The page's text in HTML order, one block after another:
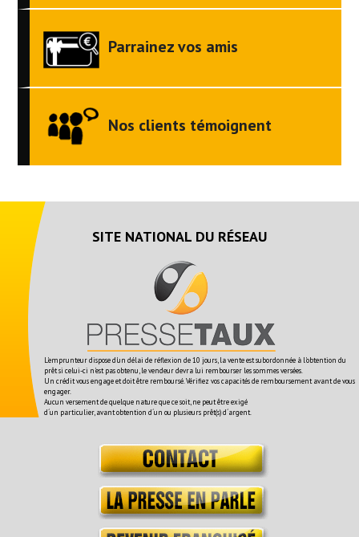
Parrainez vos amis
Nos clients témoignent
SITE NATIONAL DU RÉSEAU
L'emprunteur dispose d'un délai de réflexion de 10 jours, la vente est subordonnée à l'obtention du
prêt si celui-ci n'est pas obtenu, le vendeur devra lui rembourser les sommes versées.
Un crédit vous engage et doit être remboursé. Vérifiez vos capacités de remboursement avant de vous
engager.
Aucun versement de quelque nature que ce soit, ne peut être exigé
d´un particulier, avant obtention d´un ou plusieurs prêt(s) d´argent.